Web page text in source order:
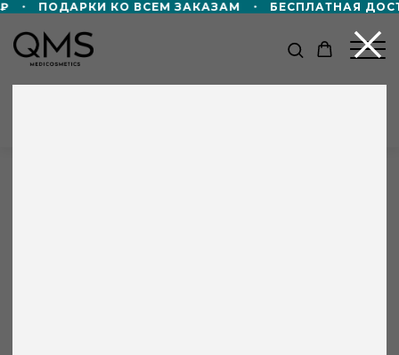
ПОДАРКИ КО ВСЕМ ЗАКАЗАМ БЕСПЛАТНАЯ